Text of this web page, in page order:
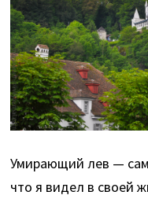
Умирающий лев —
что я видел в своей